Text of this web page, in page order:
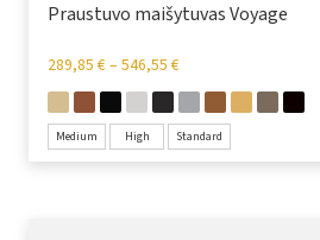
Praustuvo maišytuvas Voyage
289,85 €– 546,55 €
Medium High Standard